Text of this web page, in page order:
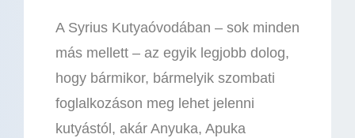
A Syrius Kutyaóvodában – sok minden
más mellett – az egyik legjobb dolog,
hogy bármikor, bármelyik szombati
foglalkozáson meg lehet jelenni
kutyástól, akár Anyuka, Apuka